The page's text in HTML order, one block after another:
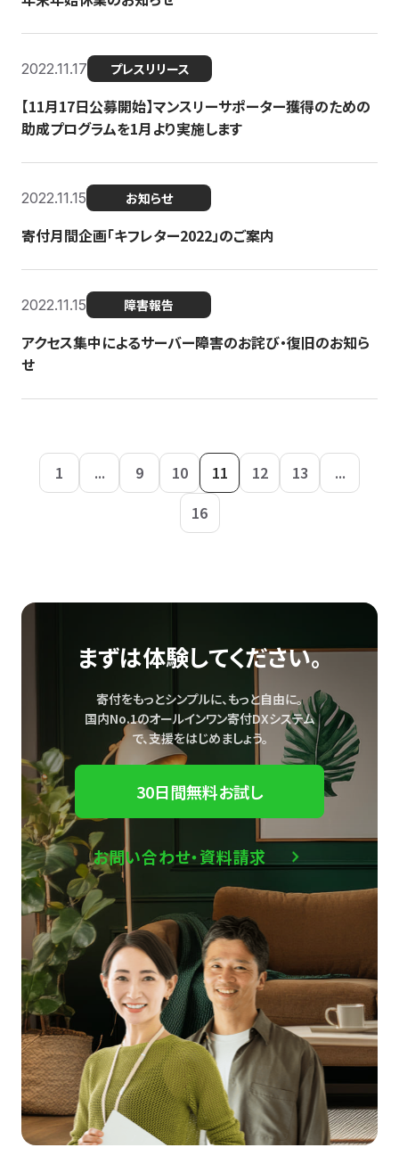
2022.11.17 プレスリリース
【11月17日公募開始】マンスリーサポーター獲得のための
助成プログラムを1月より実施します
2022.11.15 お知らせ
寄付月間企画「キフレター2022」のご案内
2022.11.15 障害報告
アクセス集中によるサーバー障害のお詫び・復旧のお知ら
せ
1 ... 9 10 11 12 13
...
16
まずは体験してください。
寄付をもっとシンプルに、もっと自由に。
国内No.1のオールインワン寄付DXシステム
で、支援をはじめましょう。
30日間無料お試し
お問い合わせ・資料請求